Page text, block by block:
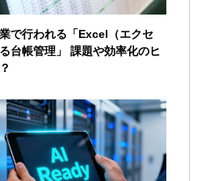
で行われる「Excel（エクセ
台帳管理」 課題や効率化のヒ